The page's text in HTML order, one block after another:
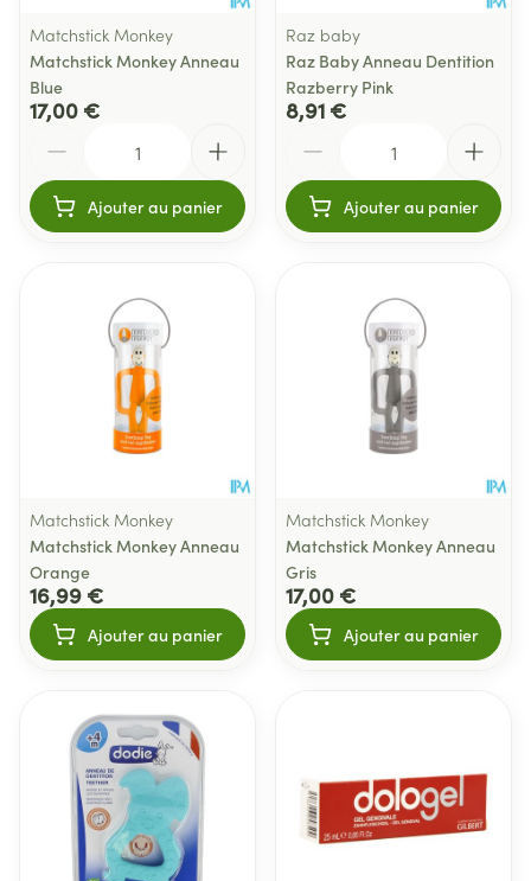
Matchstick Monkey
Matchstick Monkey Anneau
Blue
17,00 €
Ajouter au panier
Raz baby
Raz Baby Anneau Dentition
Razberry Pink
8,91 €
Ajouter au panier
Matchstick Monkey
Matchstick Monkey Anneau
Orange
16,99 €
Ajouter au panier
Matchstick Monkey
Matchstick Monkey Anneau
Gris
17,00 €
Ajouter au panier